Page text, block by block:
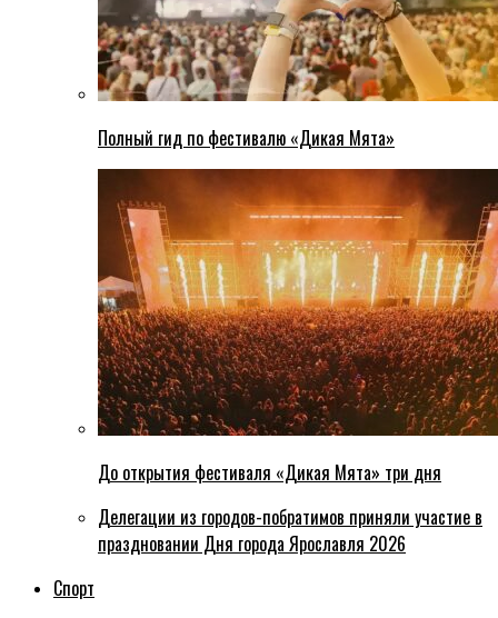
Полный гид по фестивалю «Дикая Мята»
До открытия фестиваля «Дикая Мята» три дня
Делегации из городов-побратимов приняли участие в
праздновании Дня города Ярославля 2026
Спорт